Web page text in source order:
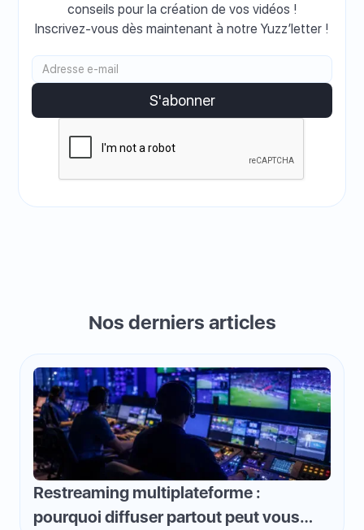
conseils pour la création de vos vidéos !
Inscrivez-vous dès maintenant à notre Yuzz’letter !
Nos derniers articles
Restreaming multiplateforme :
pourquoi diffuser partout peut vous